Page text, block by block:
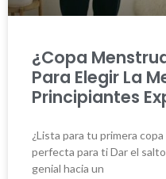
¿Copa
Para Elegir La
Principiantes
¿Lista para tu primera
perfecta para ti Dar el
genial hacia un